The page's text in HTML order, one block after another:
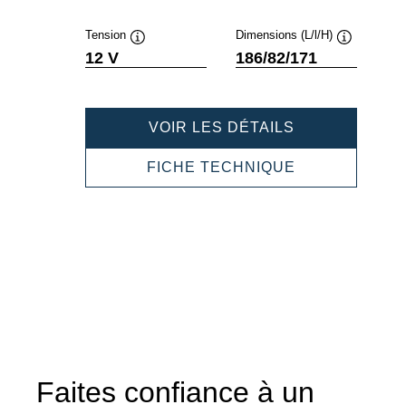
Tension
12 V
Dimensions (L/l/H)
186/82/171
VOIR LES DÉTAILS
519901017
FICHE TECHNIQUE
Faites confiance à un